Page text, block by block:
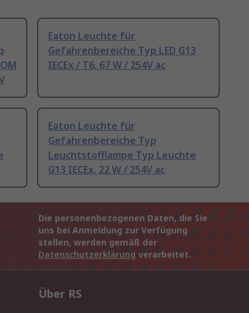
Eaton Leuchte für
Gefahrenbereiche Typ LED G13
IECEx / T6, 67 W / 254V ac
Eaton Leuchte für
Gefahrenbereiche Typ
Leuchtstofflampe Typ Leuchte
G13 IECEx, 22 W / 254V ac
Die personenbezogenen Daten, die Sie
uns bei Anmeldung zur Verfügung
stellen, werden gemäß der
Datenschutzerklärung verarbeitet.
Über RS